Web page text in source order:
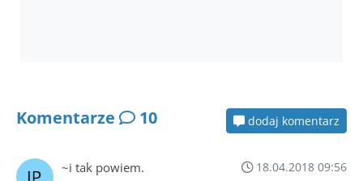
Komentarze 10 dodaj komentarz
~i tak powiem.
18.04.2018 09:56